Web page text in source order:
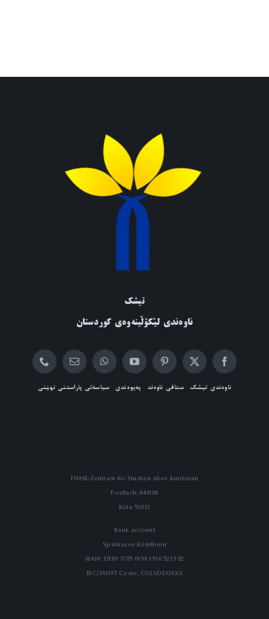
تیشک
ناوەندی لێکۆڵینەوەی کوردستان
ناوەندی تیشک ستافی ناوەند پەیوەندی سیاسەتی پاراستنی نهێنی
TISHK-Zentrum für Studien über Kurdistan
Postfach: 840108
51033 Köln
Bank account
Sparkasse KölnBonn
IBAN: DE89 3705 0198 1936 5239 82
BIC/SWIFT Code: COLSDE33XXX